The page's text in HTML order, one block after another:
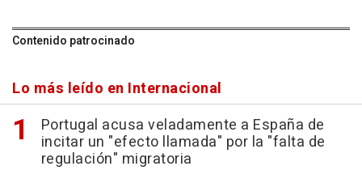
Contenido patrocinado
Lo más leído en Internacional
Portugal acusa veladamente a España de
incitar un "efecto llamada" por la "falta de
regulación" migratoria